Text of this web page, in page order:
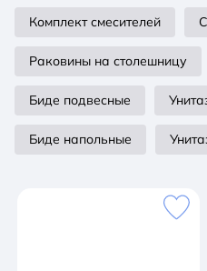
Комплект смесителей
Раковины на столешницу
Биде подвесные
Биде напольные